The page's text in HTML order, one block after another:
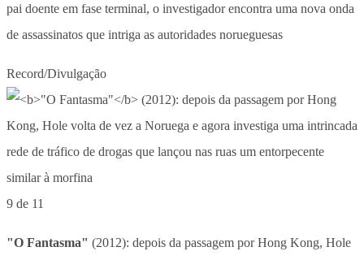
pai doente em fase terminal, o investigador encontra uma nova onda
de assassinatos que intriga as autoridades norueguesas
Record/Divulgação
9 de 11
"O Fantasma" (2012): depois da passagem por Hong Kong, Hole